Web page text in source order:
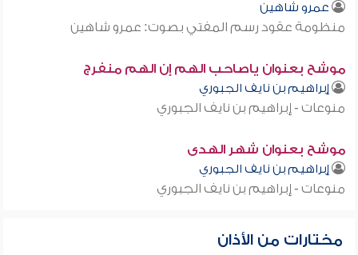
عمرو شاهين
منظومة عقود رسم المفتي بصوت: عمرو شاهين
موشح بعنوان ياصاحب الهم إن الهم منفرج
إبراهيم بن نايف الجبوري
منوعات - إبراهيم بن نايف الجبوري
موشح بعنوان شهر الهدى
إبراهيم بن نايف الجبوري
منوعات - إبراهيم بن نايف الجبوري
مختارات من الأذان